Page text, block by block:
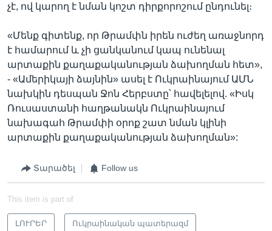
չէ, ով կարող է նման կոշտ դիրքորոշում ընդունել։
«Մենք գիտենք, որ Թրամփն իրեն ուժեղ առաջնորդ
է համարում և չի ցանկանում կապ ունենալ
արտաքին քաղաքականության ձախողման հետ»,
- «Ամերիկայի ձայնին» ասել է Ուկրաինայում ԱՄՆ
նախկին դեսպան Ջոն Հերբստը՝ հավելելով. «Իսկ
Ռուսաստանի հաղթանակն Ուկրաինայում
նախագահ Թրամփի օրոք շատ նման կլինի
արտաքին քաղաքականության ձախողման»:
Տարածել Follow us
This item is part of
ԼՈՒՐԵՐ Ուկրաինական պատերազմ